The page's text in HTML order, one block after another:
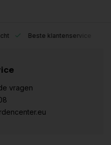
Beste klantenservice
vragen